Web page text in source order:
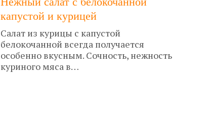
капустой и курицей
Салат из курицы с капустой
белокочанной всегда получается
особенно вкусным. Сочность, нежность
куриного мяса в…